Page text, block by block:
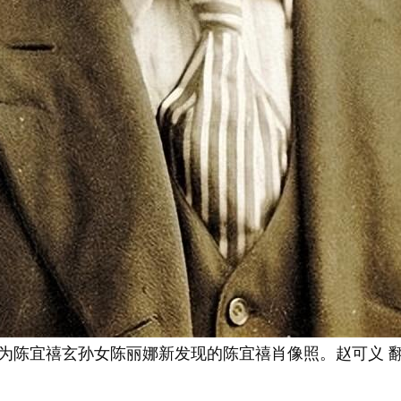
陈宜禧玄孙女陈丽娜新发现的陈宜禧肖像照。赵可义